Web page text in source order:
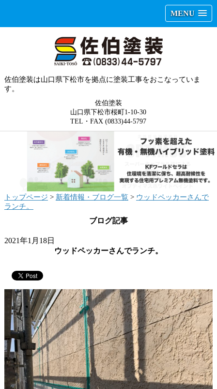
MENU
佐伯塗装は山口県下松市を拠点に塗装工事をおこなっていま
す。
佐伯塗装
山口県下松市桜町1-10-30
TEL・FAX (0833)44-5797
トップページ > 新着情報・ブログ一覧> ウッドペッカーさんで
ランチ。
ブログ記事
2021年1月18日
ウッドペッカーさんでランチ。